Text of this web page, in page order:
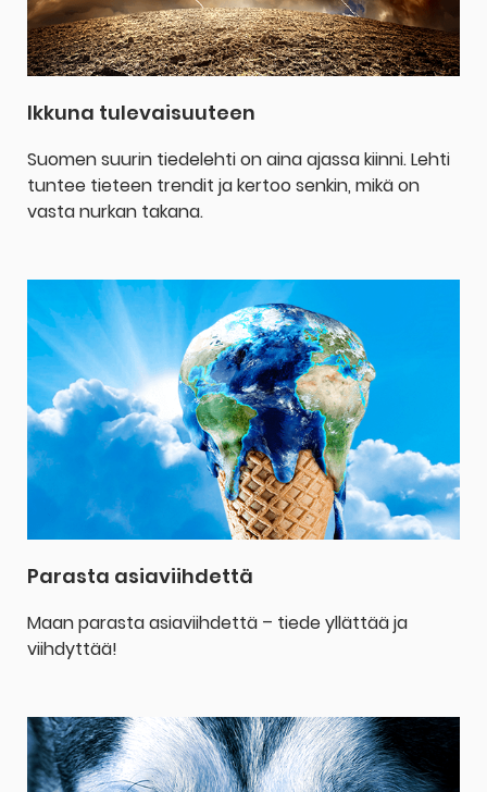
Ikkuna tulevaisuuteen
Suomen suurin tiedelehti on aina ajassa kiinni. Lehti
tuntee tieteen trendit ja kertoo senkin, mikä on
vasta nurkan takana.
Parasta asiaviihdettä
Maan parasta asiaviihdettä – tiede yllättää ja
viihdyttää!